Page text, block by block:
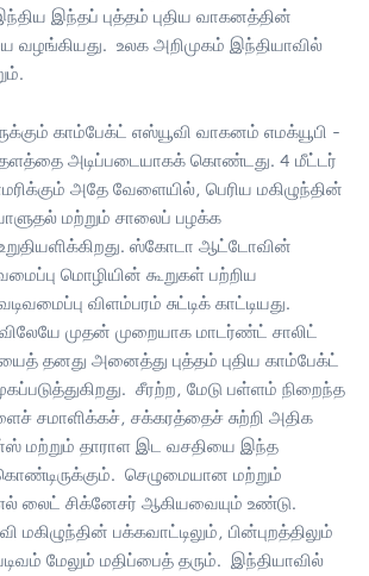
இந்தப் புத்தம் புதிய வாகனத்தின்
வழங்கியது. உலக அறிமுகம் இந்தியாவில்
காம்பேக்ட் எஸ்யூவி வாகனம் எமக்யூபி -
அடிப்படையாகக் கொண்டது. 4 மீட்டர்
அதே வேளையில், பெரிய மகிழுந்தின்
மற்றும் சாலைப் பழக்க
ஸ்கோடா ஆட்டோவின்
மொழியின் கூறுகள் பற்றிய
விளம்பரம் சுட்டிக் காட்டியது.
முதன் முறையாக மாடர்ண்ட் சாலிட்
தனது அனைத்து புத்தம் புதிய காம்பேக்ட்
சீரற்ற, மேடு பள்ளம் நிறைந்த
சமாளிக்கச், சக்கரத்தைச் சுற்றி அதிக
மற்றும் தாராள இட வசதியை இந்த
செழுமையான மற்றும்
லைட் சிக்னேசர் ஆகியவையும் உண்டு.
மகிழுந்தின் பக்கவாட்டிலும், பின்புறத்திலும்
மேலும் மதிப்பைத் தரும். இந்தியாவில்